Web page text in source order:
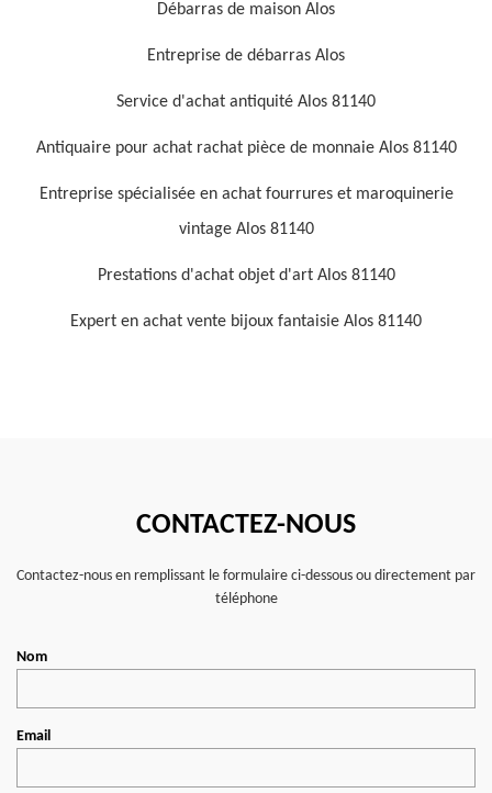
Débarras de maison Alos
Entreprise de débarras Alos
Service d'achat antiquité Alos 81140
Antiquaire pour achat rachat pièce de monnaie Alos 81140
Entreprise spécialisée en achat fourrures et maroquinerie
vintage Alos 81140
Prestations d'achat objet d'art Alos 81140
Expert en achat vente bijoux fantaisie Alos 81140
CONTACTEZ-NOUS
Contactez-nous en remplissant le formulaire ci-dessous ou directement par
téléphone
Nom
Email